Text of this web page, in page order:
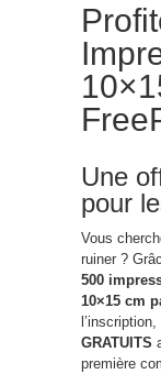
Une
pour
Vous
ruiner ?
500
10×15 cm
GRATUITS
première